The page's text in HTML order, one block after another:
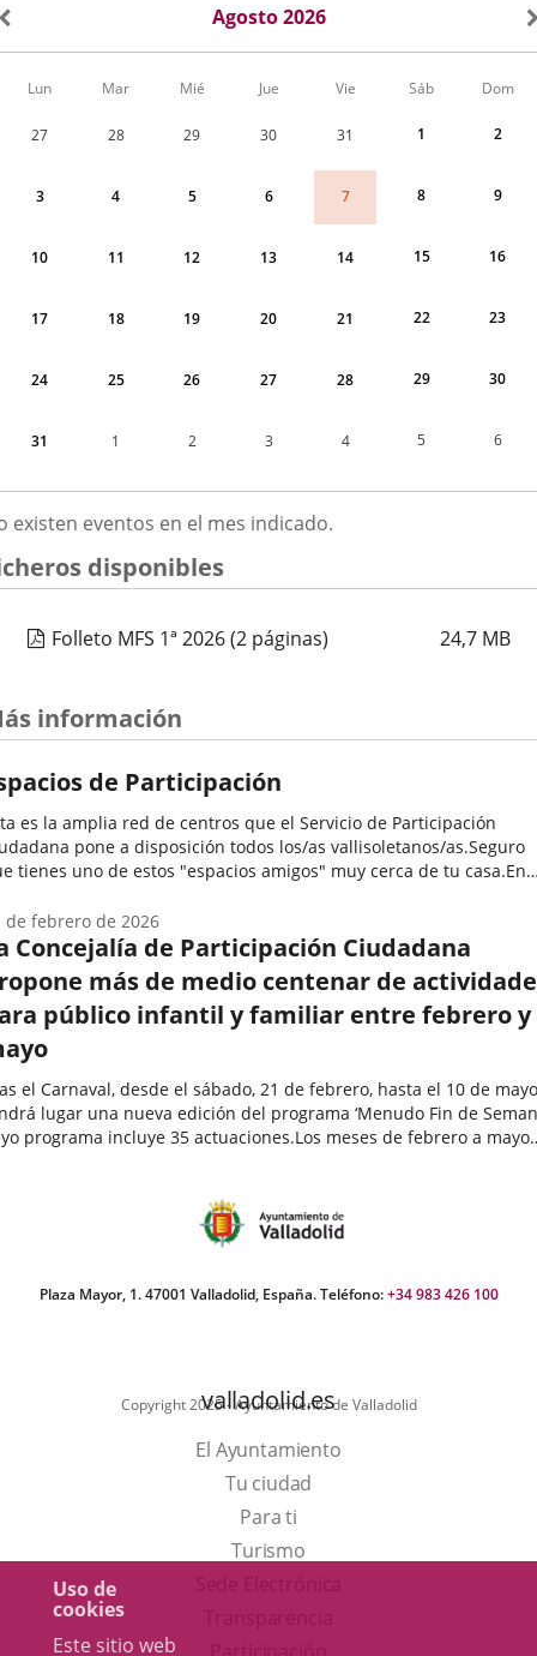
Uso de
cookies
Este sitio web
Agosto 2026
Calendario
correspondiente
Lun Mar Mié Jue Vie Sáb Dom
27 28 29 30 31 1 2
3 4 5 6 7 8 9
10 11 12 13 14 15 16
17 18 19 20 21 22 23
24 25 26 27 28 29 30
31 1 2 3 4 5 6
existen eventos en el mes indicado.
disponibles
Folleto MFS 1ª 2026 24,7 MB
(2 páginas)
información
de Participación
es la amplia red de centros que el Servicio de Participación
pone a disposición todos los/as vallisoletanos/as.Seguro
tienes uno de estos "espacios amigos" muy cerca de tu casa.En
Concejalía de Participación Ciudadana
más de medio centenar de
público infantil y familiar entre febrero y
el Carnaval, desde el sábado, 21 de febrero, hasta el 10 de
lugar una nueva edición del programa ‘Menudo Fin de
programa incluye 35 actuaciones.Los meses de febrero a mayo
de febrero de 2026
Plaza Mayor, 1. 47001 Valladolid, España. Teléfono:+34 983 426 100
Copyright 2025 - Ayuntamiento de Valladolid
valladolid.es
El Ayuntamiento
Tu ciudad
Para ti
TurismoEste